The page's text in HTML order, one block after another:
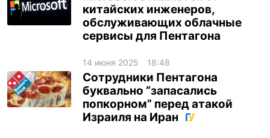
китайских инженеров,
обслуживающих облачные
сервисы для Пентагона
14 июня 2025 18:48
Сотрудники Пентагона
буквально “запасались
попкорном” перед атакой
Израиля на Иран